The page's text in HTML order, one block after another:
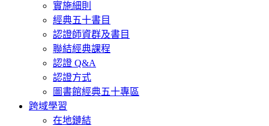
實施細則
經典五十書目
認證師資群及書目
聯結經典課程
認證 Q&A
認證方式
圖書館經典五十專區
跨域學習
在地鏈結